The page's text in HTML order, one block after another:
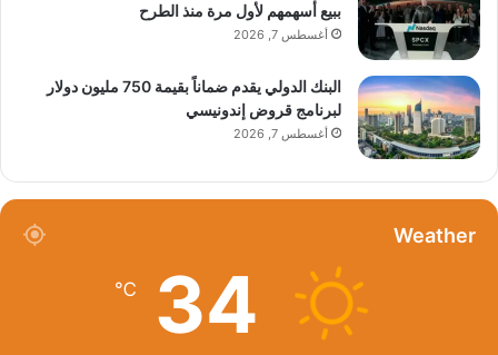
ببيع أسهمهم لأول مرة منذ الطرح
أغسطس 7, 2026
البنك الدولي يقدم ضماناً بقيمة 750 مليون دولار
لبرنامج قروض إندونيسي
أغسطس 7, 2026
Weather
34
℃